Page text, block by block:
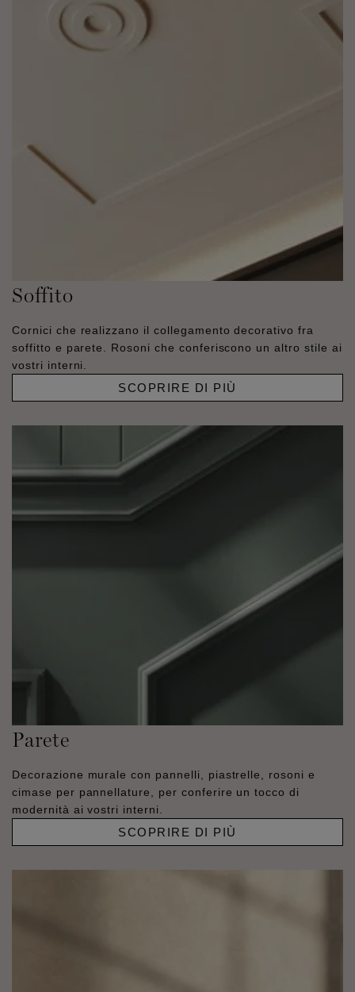
Soffito
Cornici che realizzano il collegamento decorativo fra
soffitto e parete. Rosoni che conferiscono un altro stile ai
vostri interni.
SCOPRIRE DI PIÙ
Parete
Decorazione murale con pannelli, piastrelle, rosoni e
cimase per pannellature, per conferire un tocco di
modernità ai vostri interni.
SCOPRIRE DI PIÙ